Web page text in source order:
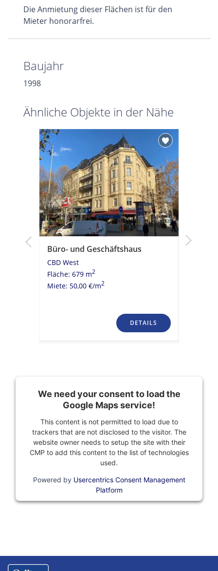
Die Anmietung dieser Flächen ist für den
Mieter honorarfrei.
Baujahr
1998
Ähnliche Objekte in der Nähe
Büro- und Geschäftshaus
CBD West
Fläche: 679 m2
Miete: 50,00 €/m2
DETAILS
We need your consent to load the
Google Maps service!
This content is not permitted to load due to
trackers that are not disclosed to the visitor. The
website owner needs to setup the site with their
CMP to add this content to the list of technologies
used.
Powered by Usercentrics Consent Management
Platform